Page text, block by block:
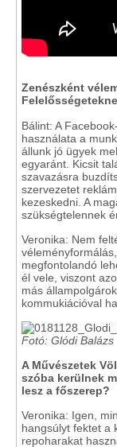
Zenészként
Bálint: A
használata a
állunk jó ügyek
egyaránt. Kicsit
szavazásra
szervezetet
kezeskedni. A
szükségtelennek
Veronika: Nem
megfontolandó
él vele, viszont
más
kommukiációval
Fotó: Glódi Balázs
A Művészetek
szóba kerülnek
lesz a főszerep?
Veronika: Igen,
hangsúlyt fektet a
repoharakat